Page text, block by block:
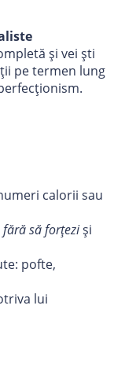
și vei ști
pe termen lung
calorii sau
fără să forțeziși
pofte,
lui